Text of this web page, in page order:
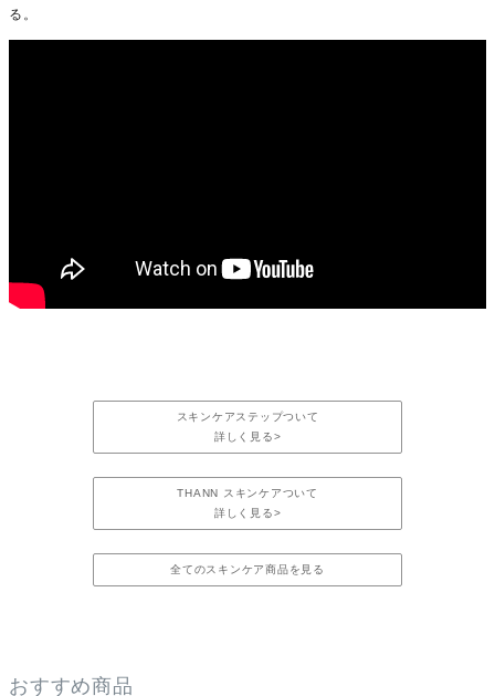
る。
スキンケアステップついて
詳しく見る>
THANN スキンケアついて
詳しく見る>
全てのスキンケア商品を見る
おすすめ商品